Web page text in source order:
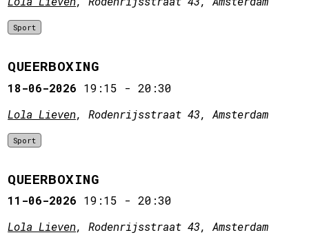
Sport
QUEERBOXING
18-06-2026 19:15 -20:30
Lola Lieven, Rodenrijsstraat 43, Amsterdam
Sport
QUEERBOXING
11-06-2026 19:15 -20:30
Lola Lieven, Rodenrijsstraat 43, Amsterdam